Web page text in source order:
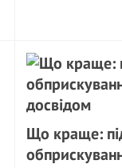
Що краще: